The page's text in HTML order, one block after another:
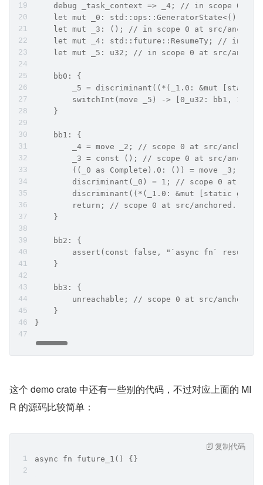
debug _task_context => _4; // in scope 0 at
let mut _0: std::ops::GeneratorState<(),
let mut _3: (); // in scope 0 at src/
let mut _4: std::future::ResumeTy; // in
let mut _5: u32; // in scope 0 at src/
    bb0: {
_5 = discriminant((*(_1.0: &mut [static
switchInt(move _5) -> [0_u32: bb1,
    }
    bb1: {
_4 = move _2; // scope 0 at src/
_3 = const (); // scope 0 at src/
((_0 as Complete).0: ()) = move _3; //
discriminant(_0) = 1; // scope 0 at
discriminant((*(_1.0: &mut [static
return; // scope 0 at src/
    }
    bb2: {
assert(const false, "`async fn` resumed
    }
    bb3: {
unreachable; // scope 0 at src/
    }
}
这个 demo crate 中还有一些别的代码，不过对应上面的 MI
R 的源码比较简单：
async fn future_1() {}
复制代码